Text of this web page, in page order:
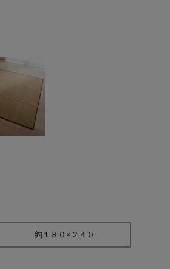
約１８０×２４０